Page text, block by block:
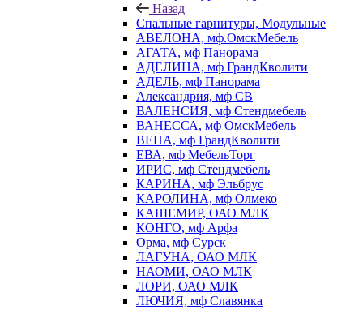
Назад
Спальные гарнитуры, Модульные
АВЕЛОНА, мф.ОмскМебель
АГАТА, мф Панорама
АДЕЛИНА, мф ГрандКволити
АДЕЛЬ, мф Панорама
Александрия, мф СВ
ВАЛЕНСИЯ, мф Стендмебель
ВАНЕССА, мф ОмскМебель
ВЕНА, мф ГрандКволити
ЕВА, мф МебельТорг
ИРИС, мф Стендмебель
КАРИНА, мф Эльбрус
КАРОЛИНА, мф Олмеко
КАШЕМИР, ОАО МЛК
КОНГО, мф Арфа
Орма, мф Сурск
ЛАГУНА, ОАО МЛК
НАОМИ, ОАО МЛК
ЛОРИ, ОАО МЛК
ЛЮЧИЯ, мф Славянка